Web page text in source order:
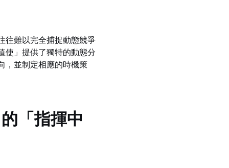
往難以完全捕捉動態競爭
使」提供了獨特的動態分
，並制定相應的時機策
「指揮中